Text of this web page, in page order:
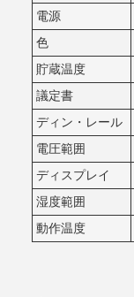
電源
色
貯蔵温度
議定書
ディン・レール
電圧範囲
ディスプレイ
湿度範囲
動作温度